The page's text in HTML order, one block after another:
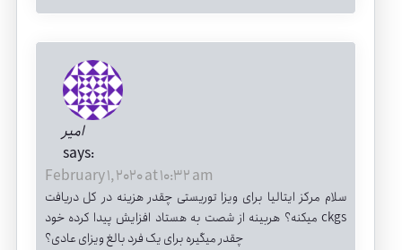
امیر
says:
February 1, 2020 at 10:32 am
سلام مرکز ایتالیا برای ویزا توریستی چقدر هزینه در کل دریافت
میکنه؟ هربینه از شصت به هستاد افزایش پیدا کرده خود ckgs
چقدر میگیره برای یک فرد بالغ ویزای عادی؟